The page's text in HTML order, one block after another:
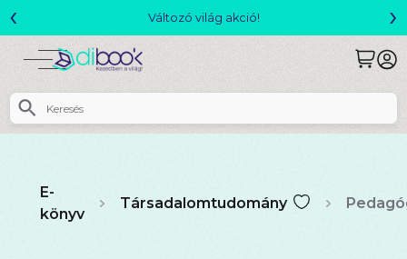
Változó világ akció!
‹ ›
E-
könyv
Társadalomtudomány